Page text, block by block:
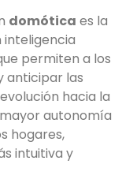
domótica es la
inteligencia
permiten a los
anticipar las
hacia la
autonomía
hogares,
intuitiva y